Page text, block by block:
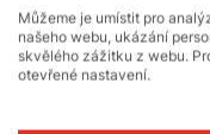
Můžeme je umístit pro
našeho webu, ukázání
skvělého zážitku z webu.
otevřené nastavení.